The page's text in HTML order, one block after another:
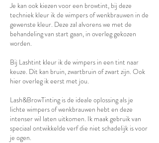
Je kan ook kiezen voor een browtint, bij deze
techniek kleur ik de wimpers of wenkbrauwen in de
gewenste kleur. Deze zal alvorens we met de
behandeling van start gaan, in overleg gekozen
worden.
Bij Lashtint kleur ik de wimpers in een tint naar
keuze. Dit kan bruin, zwartbruin of zwart zijn. Ook
hier overleg ik eerst met jou.
Lash&BrowTinting is de ideale oplossing als je
lichte wimpers of wenkbrauwen hebt en deze
intenser wil laten uitkomen. Ik maak gebruik van
speciaal ontwikkelde verf die niet schadelijk is voor
je ogen.